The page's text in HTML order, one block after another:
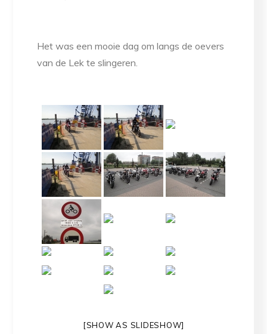
Het was een mooie dag om langs de oevers
van de Lek te slingeren.
[SHOW AS SLIDESHOW]